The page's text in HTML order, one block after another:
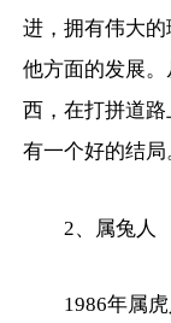
进，拥有伟大
他方面的发展
西，在打拼道
有一个好的结局
2、属兔人
1986年属